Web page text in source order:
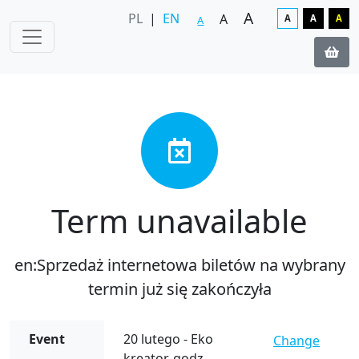
PL | EN A A A A A A
Term unavailable
en:Sprzedaż internetowa biletów na wybrany
termin już się zakończyła
Event
20 lutego - Eko
Change